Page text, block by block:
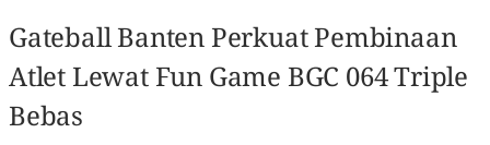
Gateball Banten Perkuat Pembinaan
Atlet Lewat Fun Game BGC 064 Triple
Bebas